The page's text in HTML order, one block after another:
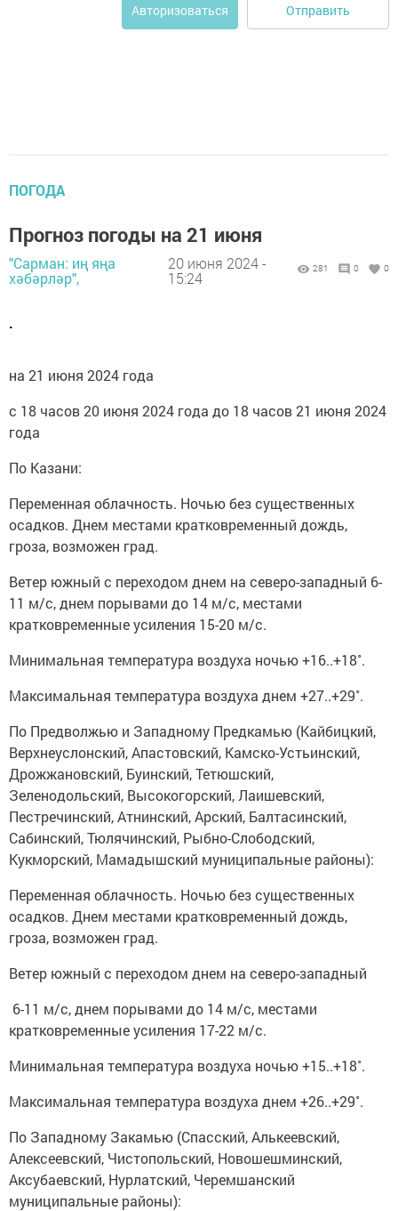
Авторизоваться Отправить
ПОГОДА
Прогноз погоды на 21 июня
"Сарман: иң яңа
хәбәрләр",
20 июня 2024 -
15:24
281 0 0
.
на 21 июня 2024 года
с 18 часов 20 июня 2024 года до 18 часов 21 июня 2024
года
По Казани:
Переменная облачность. Ночью без существенных
осадков. Днем местами кратковременный дождь,
гроза, возможен град.
Ветер южный с переходом днем на северо-западный 6-
11 м/с, днем порывами до 14 м/с, местами
кратковременные усиления 15-20 м/с.
Минимальная температура воздуха ночью +16..+18˚.
Максимальная температура воздуха днем +27..+29˚.
По Предволжью и Западному Предкамью (Кайбицкий,
Верхнеуслонский, Апастовский, Камско-Устьинский,
Дрожжановский, Буинский, Тетюшский,
Зеленодольский, Высокогорский, Лаишевский,
Пестречинский, Атнинский, Арский, Балтасинский,
Сабинский, Тюлячинский, Рыбно-Слободский,
Кукморский, Мамадышский муниципальные районы):
Переменная облачность. Ночью без существенных
осадков. Днем местами кратковременный дождь,
гроза, возможен град.
Ветер южный с переходом днем на северо-западный
6-11 м/с, днем порывами до 14 м/с, местами
кратковременные усиления 17-22 м/с.
Минимальная температура воздуха ночью +15..+18˚.
Максимальная температура воздуха днем +26..+29˚.
По Западному Закамью (Спасский, Алькеевский,
Алексеевский, Чистопольский, Новошешминский,
Аксубаевский, Нурлатский, Черемшанский
муниципальные районы):